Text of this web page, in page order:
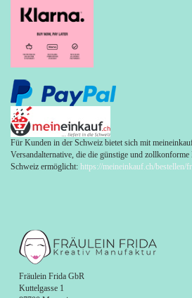
Für Kunden in der Schweiz bietet sich mit
Versandalternative, die die günstige und
Schweiz ermöglicht: https://meineinkauf.ch/bestellen/
Fräulein Frida GbR
Kuttelgasse 1